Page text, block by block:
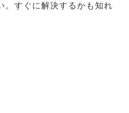
。すぐに解決するかも知れ